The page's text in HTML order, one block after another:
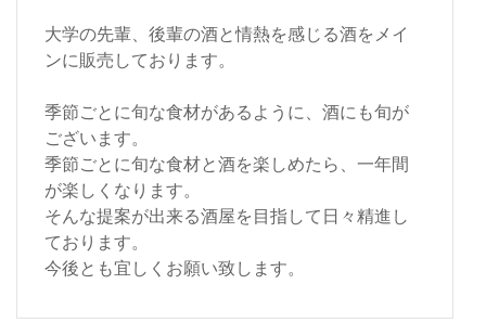
大学の先輩、後輩の酒と情熱を感じる酒をメイ
ンに販売しております。
季節ごとに旬な食材があるように、酒にも旬が
ございます。
季節ごとに旬な食材と酒を楽しめたら、一年間
が楽しくなります。
そんな提案が出来る酒屋を目指して日々精進し
ております。
今後とも宜しくお願い致します。